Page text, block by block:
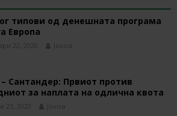
типови од денешната програма
Европа
22, 2020 Jovica
Сантандер: Првиот против
за наплата на одлична квота
23, 2020 Jovica